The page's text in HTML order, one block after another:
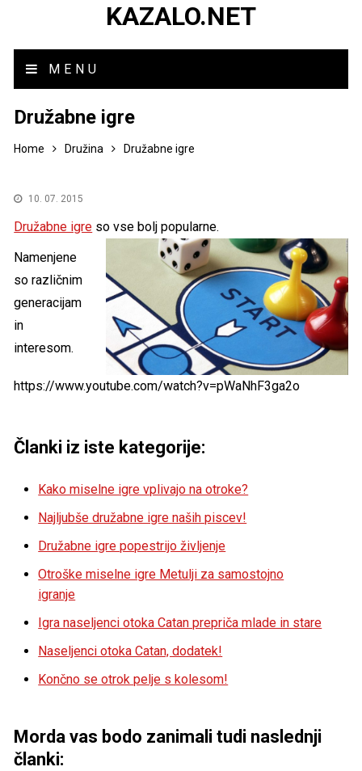
KAZALO.NET
MENU
Družabne igre
Home Družina Družabne igre
10. 07. 2015
Družabne igre so vse bolj popularne.
Namenjene
so različnim
generacijam
in
interesom.
https://www.youtube.com/watch?v=pWaNhF3ga2o
Članki iz iste kategorije:
Kako miselne igre vplivajo na otroke?
Najljubše družabne igre naših piscev!
Družabne igre popestrijo življenje
Otroške miselne igre Metulji za samostojno
igranje
Igra naseljenci otoka Catan prepriča mlade in stare
Naseljenci otoka Catan, dodatek!
Končno se otrok pelje s kolesom!
Morda vas bodo zanimali tudi naslednji
članki: